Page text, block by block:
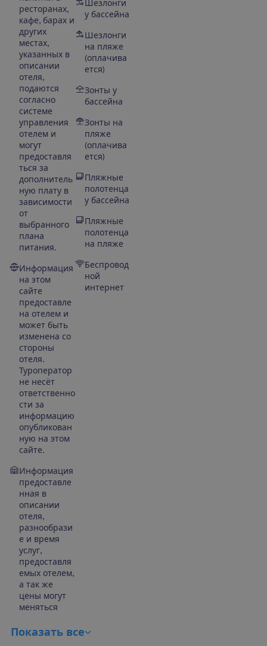
ресторанах,
кафе, барах и
других
местах,
указанных в
описании
отеля,
подаются
согласно
системе
управления
отелем и
могут
предоставля
ться за
дополнитель
ную плату в
зависимости
от
выбранного
плана
питания.
Информация
на этом
сайте
предоставле
на отелем и
может быть
изменена со
стороны
отеля.
Туроператор
не несёт
ответственно
сти за
информацию
опубликован
ную на этом
сайте.
Информация
предоставле
нная в
описании
отеля,
разнообрази
е и время
услуг,
предоставля
емых отелем,
а так же
цены могут
меняться
Шезлонги
у бассейна
Шезлонги
на пляже
(оплачива
ется)
Зонты у
бассейна
Зонты на
пляже
(оплачива
ется)
Пляжные
полотенца
у бассейна
Пляжные
полотенца
на пляже
Беспровод
ной
интернет
Показать все